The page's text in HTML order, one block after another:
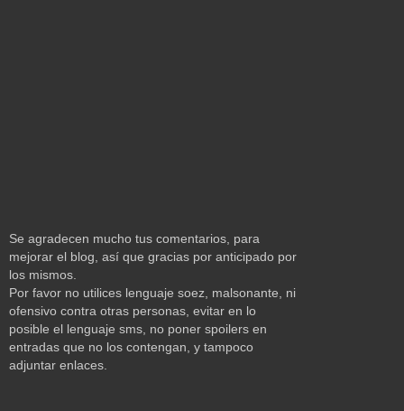
Se agradecen mucho tus comentarios, para
mejorar el blog, así que gracias por anticipado por
los mismos.
Por favor no utilices lenguaje soez, malsonante, ni
ofensivo contra otras personas, evitar en lo
posible el lenguaje sms, no poner spoilers en
entradas que no los contengan, y tampoco
adjuntar enlaces.